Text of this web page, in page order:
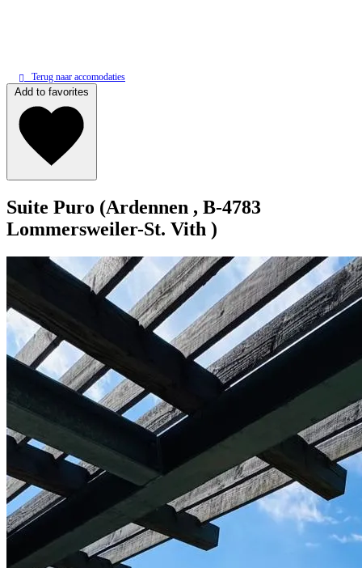
Terug naar accomodaties
Add to favorites
Suite Puro (Ardennen , B-4783
Lommersweiler-St. Vith )